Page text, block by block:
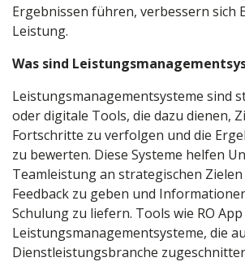
Ergebnissen führen, verbessern sich
Leistung.
Was sind
Leistungsmanagementsysteme sind
oder digitale Tools, die dazu dienen,
Fortschritte zu verfolgen und die
zu bewerten. Diese Systeme helfen
Teamleistung an strategischen
Feedback zu geben und
Schulung zu liefern. Tools wie RO
Leistungsmanagementsysteme, die
Dienstleistungsbranche